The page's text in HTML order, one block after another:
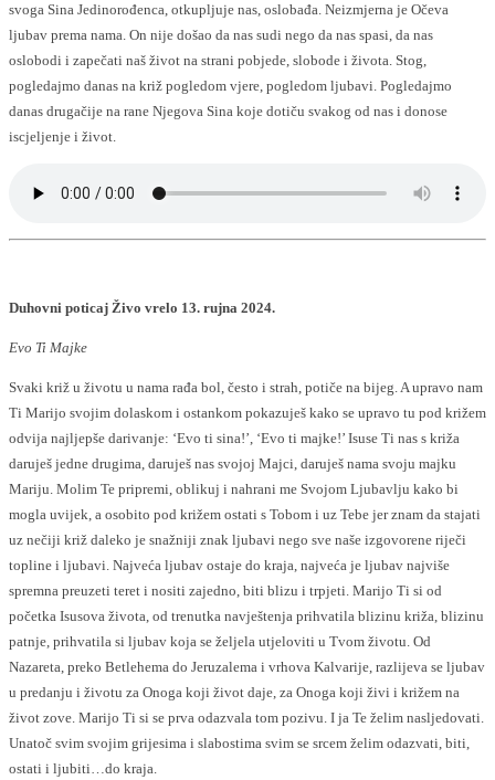
svoga Sina Jedinorođenca, otkupljuje nas, oslobađa. Neizmjerna je Očeva
ljubav prema nama. On nije došao da nas sudi nego da nas spasi, da nas
oslobodi i zapečati naš život na strani pobjede, slobode i života. Stog,
pogledajmo danas na križ pogledom vjere, pogledom ljubavi. Pogledajmo
danas drugačije na rane Njegova Sina koje dotiču svakog od nas i donose
iscjeljenje i život.
Duhovni poticaj Živo vrelo 13. rujna 2024.
Evo Ti Majke
Svaki križ u životu u nama rađa bol, često i strah, potiče na bijeg. A upravo nam
Ti Marijo svojim dolaskom i ostankom pokazuješ kako se upravo tu pod križem
odvija najljepše darivanje: ‘Evo ti sina!’, ‘Evo ti majke!’ Isuse Ti nas s križa
daruješ jedne drugima, daruješ nas svojoj Majci, daruješ nama svoju majku
Mariju. Molim Te pripremi, oblikuj i nahrani me Svojom Ljubavlju kako bi
mogla uvijek, a osobito pod križem ostati s Tobom i uz Tebe jer znam da stajati
uz nečiji križ daleko je snažniji znak ljubavi nego sve naše izgovorene riječi
topline i ljubavi. Najveća ljubav ostaje do kraja, najveća je ljubav najviše
spremna preuzeti teret i nositi zajedno, biti blizu i trpjeti. Marijo Ti si od
početka Isusova života, od trenutka navještenja prihvatila blizinu križa, blizinu
patnje, prihvatila si ljubav koja se željela utjeloviti u Tvom životu. Od
Nazareta, preko Betlehema do Jeruzalema i vrhova Kalvarije, razlijeva se ljubav
u predanju i životu za Onoga koji život daje, za Onoga koji živi i križem na
život zove. Marijo Ti si se prva odazvala tom pozivu. I ja Te želim nasljedovati.
Unatoč svim svojim grijesima i slabostima svim se srcem želim odazvati, biti,
ostati i ljubiti…do kraja.